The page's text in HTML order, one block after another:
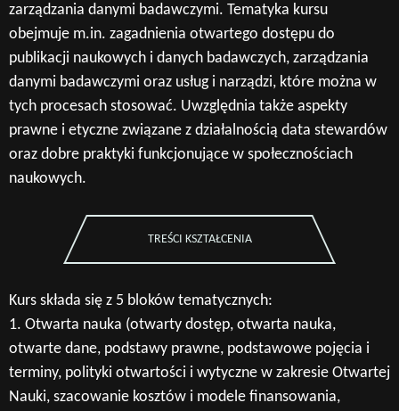
zarządzania danymi badawczymi. Tematyka kursu
obejmuje m.in. zagadnienia otwartego dostępu do
publikacji naukowych i danych badawczych, zarządzania
danymi badawczymi oraz usług i narządzi, które można w
tych procesach stosować. Uwzględnia także aspekty
prawne i etyczne związane z działalnością data stewardów
oraz dobre praktyki funkcjonujące w społecznościach
naukowych.
TREŚCI KSZTAŁCENIA
Kurs składa się z 5 bloków tematycznych:
1. Otwarta nauka (otwarty dostęp, otwarta nauka,
otwarte dane, podstawy prawne, podstawowe pojęcia i
terminy, polityki otwartości i wytyczne w zakresie Otwartej
Nauki, szacowanie kosztów i modele finansowania,